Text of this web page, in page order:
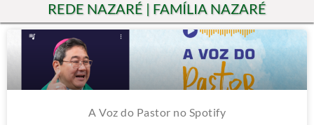
REDE NAZARÉ | FAMÍLIA NAZARÉ
A Voz do Pastor no Spotify